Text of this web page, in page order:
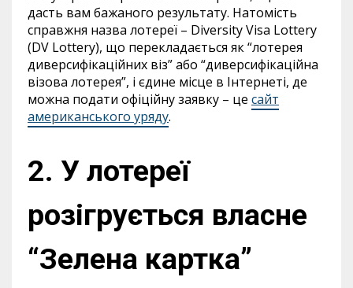
дасть вам бажаного результату. Натомість
справжня назва лотереї – Diversity Visa Lottery
(DV Lottery), що перекладається як “лотерея
диверсифікаційних віз” або “диверсифікаційна
візова лотерея”, і єдине місце в Інтернеті, де
можна подати офіційну заявку – це сайт
американського уряду.
2. У лотереї
розігрується власне
“Зелена картка”